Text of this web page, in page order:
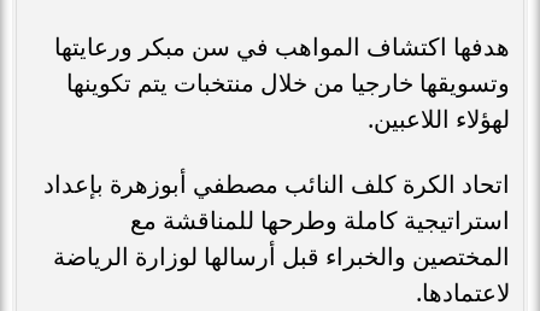
هدفها اكتشاف المواهب في سن مبكر ورعايتها
وتسويقها خارجيا من خلال منتخبات يتم تكوينها
لهؤلاء اللاعبين.
اتحاد الكرة كلف النائب مصطفي أبوزهرة بإعداد
استراتيجية كاملة وطرحها للمناقشة مع
المختصين والخبراء قبل أرسالها لوزارة الرياضة
لاعتمادها.